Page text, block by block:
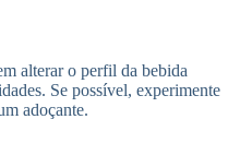
alterar o perfil da bebida
Se possível, experimente
adoçante.